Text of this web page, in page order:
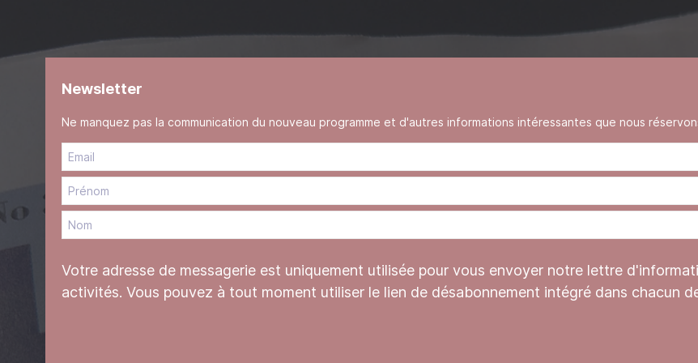
Newsletter
Ne manquez pas la communication du nouveau programme et d'autres informations intéressantes que nous
Votre adresse de messagerie est uniquement utilisée pour vous envoyer notre lettre
activités. Vous pouvez à tout moment utiliser le lien de désabonnement intégré dans chacun